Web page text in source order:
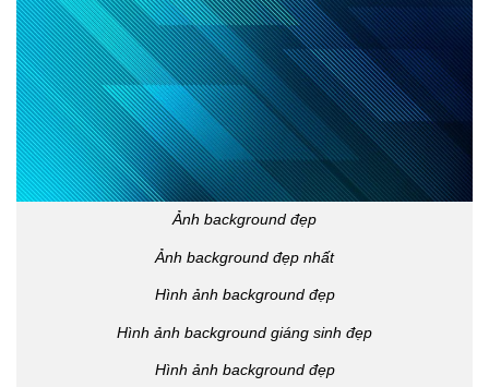
Ảnh background đẹp
Ảnh background đẹp nhất
Hình ảnh background đẹp
Hình ảnh background giáng sinh đẹp
Hình ảnh background đẹp